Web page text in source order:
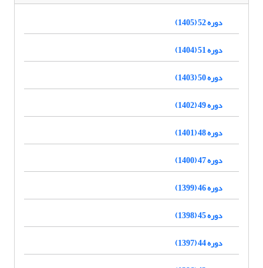
دوره 52 (1405)
دوره 51 (1404)
دوره 50 (1403)
دوره 49 (1402)
دوره 48 (1401)
دوره 47 (1400)
دوره 46 (1399)
دوره 45 (1398)
دوره 44 (1397)